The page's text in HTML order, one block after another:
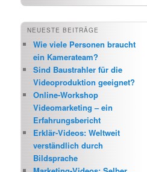
NEUESTE BEITRÄGE
Wie viele Personen braucht
ein Kamerateam?
Sind Baustrahler für die
Videoproduktion geeignet?
Online-Workshop
Videomarketing – ein
Erfahrungsbericht
Erklär-Videos: Weltweit
verständlich durch
Bildsprache